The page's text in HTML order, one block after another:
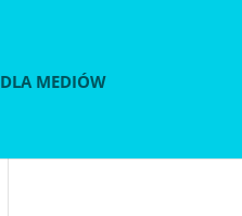
DLA MEDIÓW